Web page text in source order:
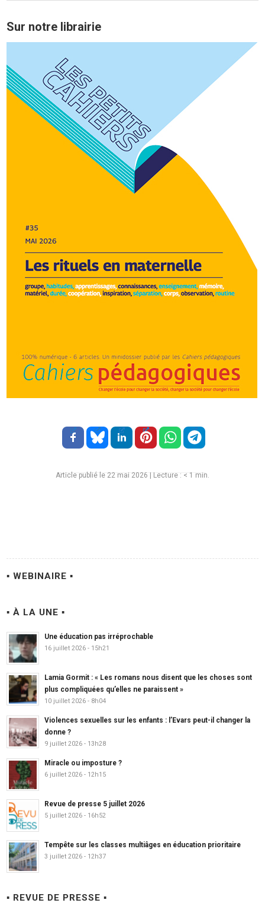
Sur notre librairie
Article publié le 22 mai 2026|Lecture : < 1 min.
▪ WEBINAIRE ▪
▪ À LA UNE ▪
Une éducation pas irréprochable
16 juillet 2026 - 15h21
Lamia Gormit : « Les romans nous disent que les choses sont
plus compliquées qu’elles ne paraissent »
10 juillet 2026 - 8h04
Violences sexuelles sur les enfants : l’Evars peut-il changer la
donne ?
9 juillet 2026 - 13h28
Miracle ou imposture ?
6 juillet 2026 - 12h15
Revue de presse 5 juillet 2026
5 juillet 2026 - 16h52
Tempête sur les classes multiâges en éducation prioritaire
3 juillet 2026 - 12h37
▪ REVUE DE PRESSE ▪